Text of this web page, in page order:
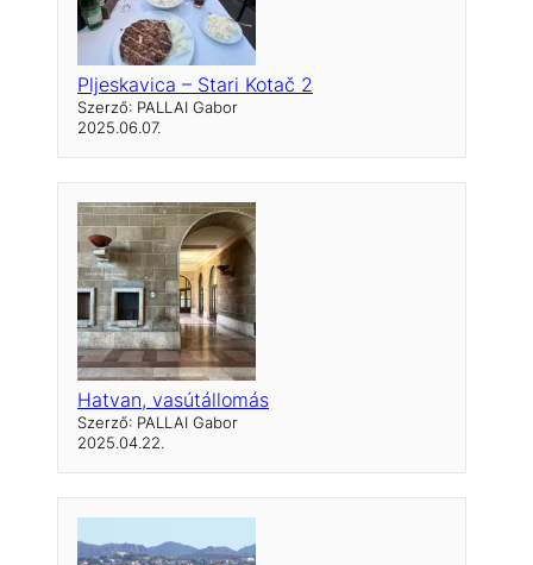
Pljeskavica – Stari Kotač 2
Szerző: PALLAI Gabor
2025.06.07.
Hatvan, vasútállomás
Szerző: PALLAI Gabor
2025.04.22.